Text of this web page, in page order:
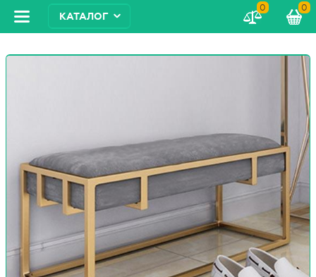
КАТАЛОГ
0 0